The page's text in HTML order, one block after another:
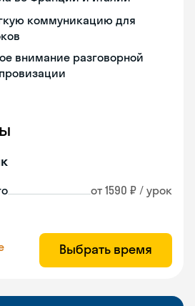
коммуникацию для
внимание разговорной
от 1590 ₽ / урок
Выбрать время